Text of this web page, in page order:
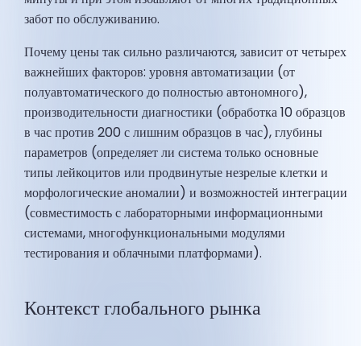
забот по обслуживанию.
Почему цены так сильно различаются, зависит от четырех
важнейших факторов: уровня автоматизации (от
полуавтоматического до полностью автономного),
производительности диагностики (обработка 10 образцов
в час против 200 с лишним образцов в час), глубины
параметров (определяет ли система только основные
типы лейкоцитов или продвинутые незрелые клетки и
морфологические аномалии) и возможностей интеграции
(совместимость с лабораторными информационными
системами, многофункциональными модулями
тестирования и облачными платформами).
Контекст глобального рынка